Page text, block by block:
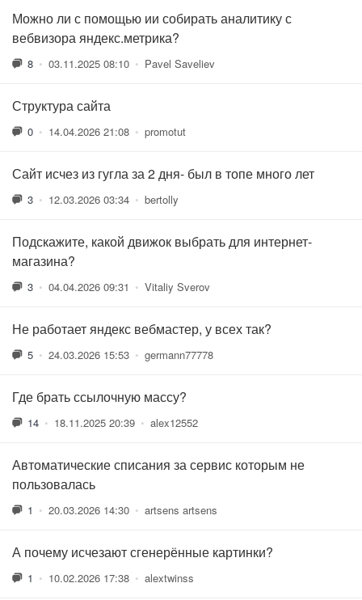
Можно ли с помощью ии собирать аналитику с
вебвизора яндекс.метрика?
8 • 03.11.2025 08:10 • Pavel Saveliev
Структура сайта
0 • 14.04.2026 21:08 • promotut
Сайт исчез из гугла за 2 дня- был в топе много лет
3 • 12.03.2026 03:34 • bertolly
Подскажите, какой движок выбрать для интернет-
магазина?
3 • 04.04.2026 09:31 • Vitaliy Sverov
Не работает яндекс вебмастер, у всех так?
5 • 24.03.2026 15:53 • germann77778
Где брать ссылочную массу?
14 • 18.11.2025 20:39 • alex12552
Автоматические списания за сервис которым не
пользовалась
1 • 20.03.2026 14:30 • artsens artsens
А почему исчезают сгенерённые картинки?
1 • 10.02.2026 17:38 • alextwinss